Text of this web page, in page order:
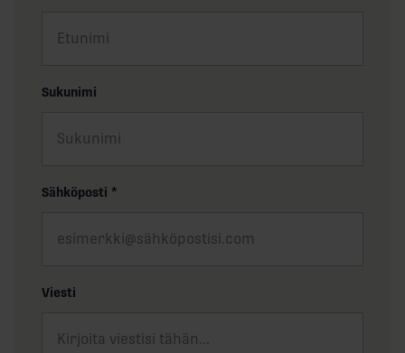
Sukunimi
Sähköposti *
Viesti